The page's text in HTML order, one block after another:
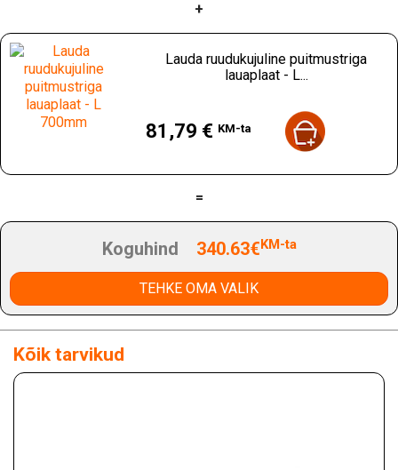
+
Lauda ruudukujuline puitmustriga
lauaplaat - L...
81,79 € KM-ta
=
Koguhind 340.63€KM-ta
TEHKE OMA VALIK
Kõik tarvikud